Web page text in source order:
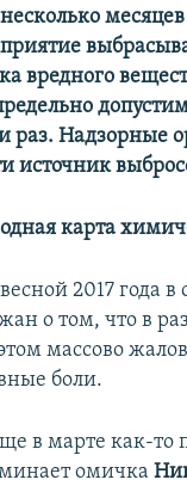
вредного
раз. Надзорные
источник
карта
2017 года
о том, что в
массово
боли.
в марте как-то
омичка